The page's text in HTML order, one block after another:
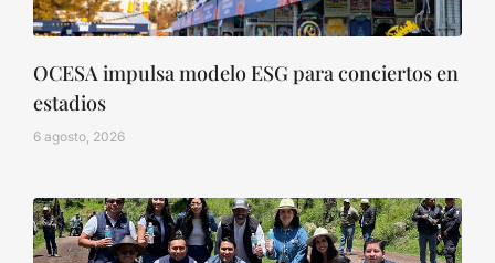
OCESA impulsa modelo ESG para conciertos en
estadios
6 agosto, 2026